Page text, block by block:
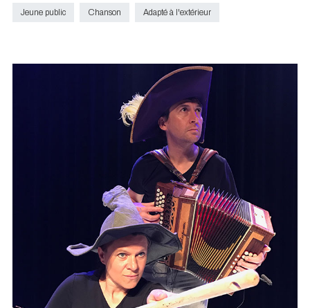
Jeune public Chanson Adapté à l'extérieur